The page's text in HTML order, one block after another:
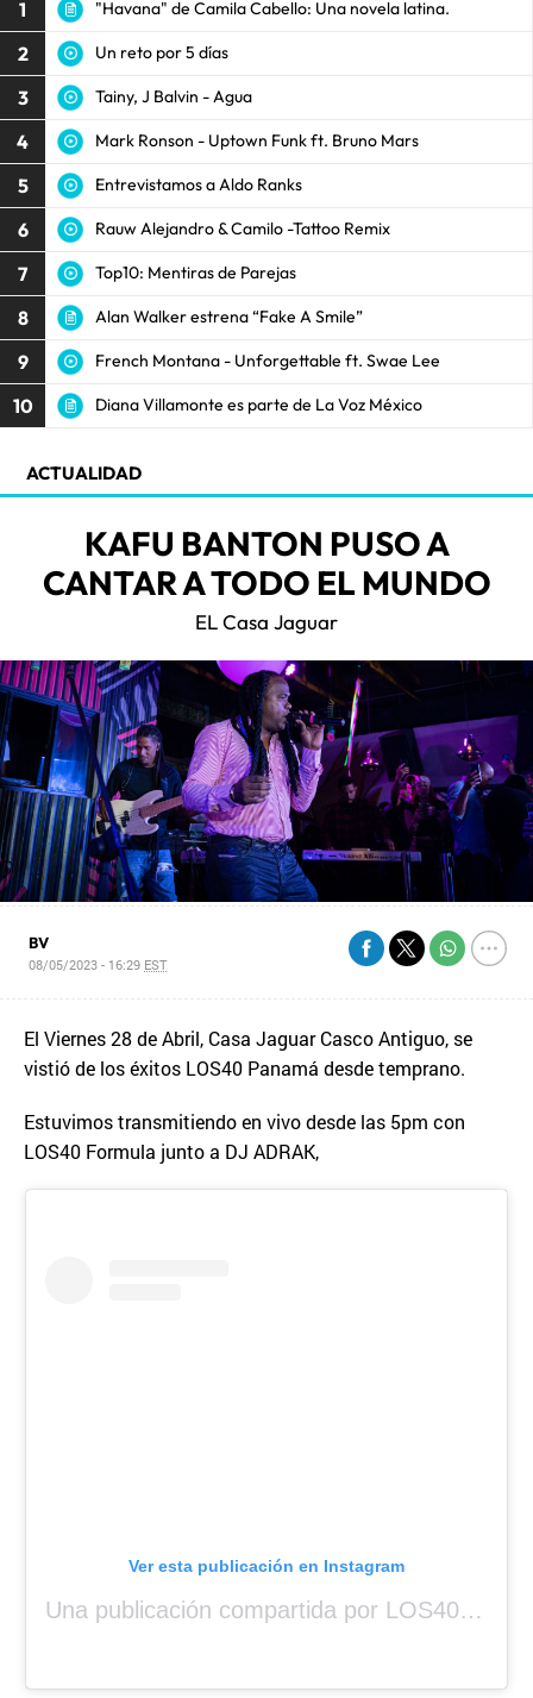
1 "Havana" de Camila Cabello: Una novela latina.
2 Un reto por 5 días
3 Tainy, J Balvin - Agua
4 Mark Ronson - Uptown Funk ft. Bruno Mars
5 Entrevistamos a Aldo Ranks
6 Rauw Alejandro & Camilo -Tattoo Remix
7 Top10: Mentiras de Parejas
8 Alan Walker estrena “Fake A Smile”
9 French Montana - Unforgettable ft. Swae Lee
10 Diana Villamonte es parte de La Voz México
ACTUALIDAD
KAFU BANTON PUSO A
CANTAR A TODO EL MUNDO
EL Casa Jaguar
BV
08/05/2023 - 16:29 EST
El Viernes 28 de Abril, Casa Jaguar Casco Antiguo, se
vistió de los éxitos LOS40 Panamá desde temprano.
Estuvimos transmitiendo en vivo desde las 5pm con
LOS40 Formula junto a DJ ADRAK,
Ver esta publicación en Instagram
Una publicación compartida por LOS40 Panamá (@los40panama)